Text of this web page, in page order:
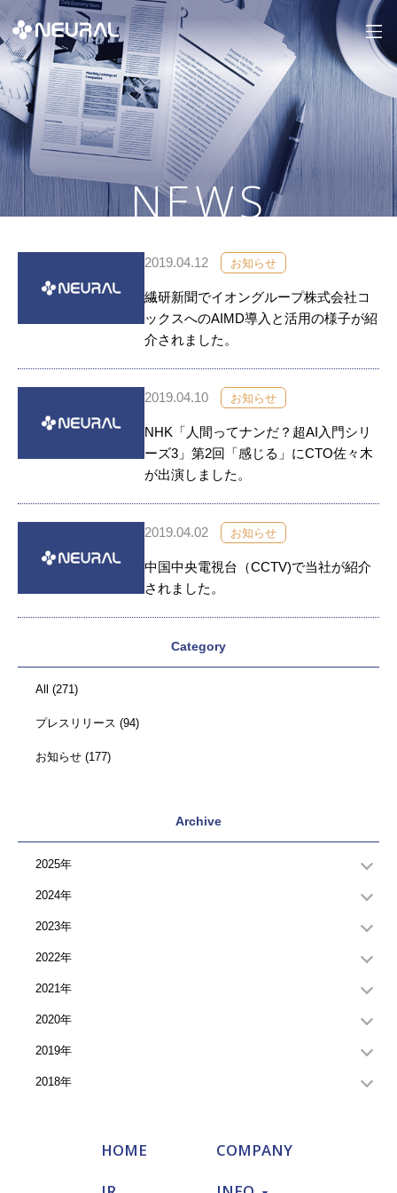
NEWS
2019.04.12 お知らせ
繊研新聞でイオングループ株式会社コ
ックスへのAIMD導入と活用の様子が紹
介されました。
2019.04.10 お知らせ
NHK「人間ってナンだ？超AI入門シリ
ーズ3」第2回「感じる」にCTO佐々木
が出演しました。
2019.04.02 お知らせ
中国中央電視台（CCTV)で当社が紹介
されました。
Category
All (271)
プレスリリース (94)
お知らせ (177)
Archive
2025年
2024年
2023年
2022年
2021年
2020年
2019年
2018年
HOME
COMPANY